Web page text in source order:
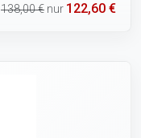
138,00 € nur 122,60 €